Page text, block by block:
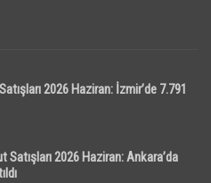
2026 Haziran: İzmir’de 7.791
Satışları 2026 Haziran: Ankara’da